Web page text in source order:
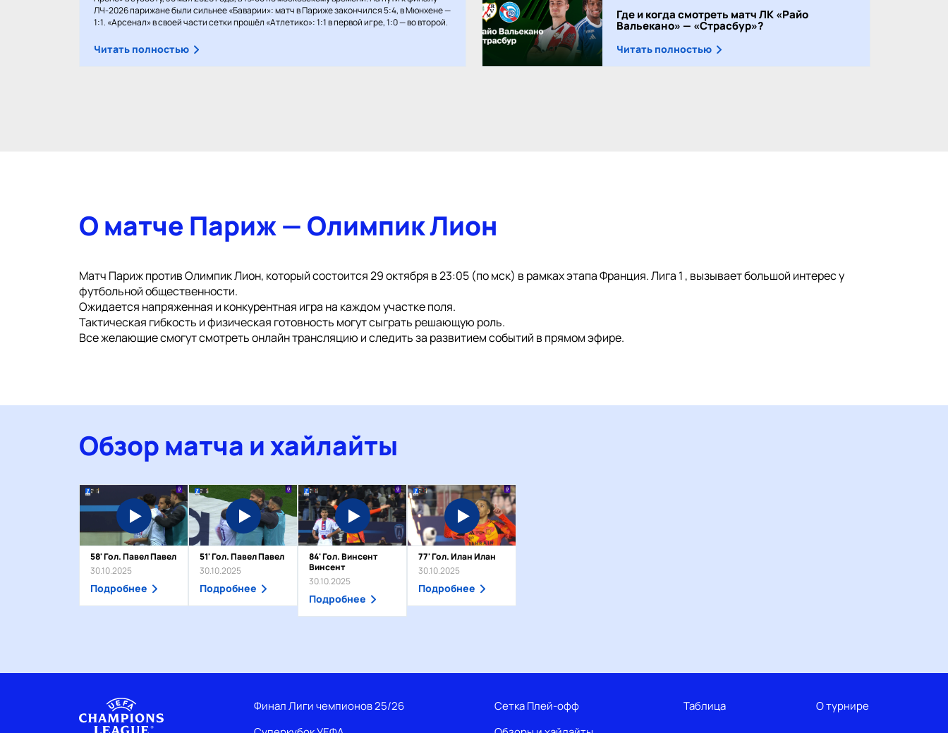
ЛЧ-2026 парижане были сильнее «Баварии»: матч в Париже закончился 5:4, в Мюнхене —
1:1. «Арсенал» в своей части сетки прошёл «Атлетико»: 1:1 в первой игре, 1:0 — во второй.
Читать полностью
Где и когда смотреть матч ЛК «Райо
Вальекано» — «Страсбур»?
Читать полностью
О матче Париж — Олимпик Лион
Матч Париж против Олимпик Лион, который состоится 29 октября в 23:05 (по мск) в рамках этапа Франция. Лига 1 , вызывает большой интерес у
футбольной общественности.
Ожидается напряженная и конкурентная игра на каждом участке поля.
Тактическая гибкость и физическая готовность могут сыграть решающую роль.
Все желающие смогут смотреть онлайн трансляцию и следить за развитием событий в прямом эфире.
Обзор матча и хайлайты
58' Гол. Павел Павел
30.10.2025
Подробнее
51' Гол. Павел Павел
30.10.2025
Подробнее
84' Гол. Винсент
Винсент
30.10.2025
Подробнее
77' Гол. Илан Илан
30.10.2025
Подробнее
Финал Лиги чемпионов 25/26
Сетка Плей-офф
Таблица О турнире